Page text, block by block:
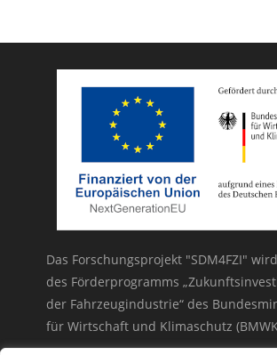
Das Forschungsprojekt "SDM4FZI"
des Förderprogramms
der Fahrzeugindustrie“ des
für Wirtschaft und Klimaschutz